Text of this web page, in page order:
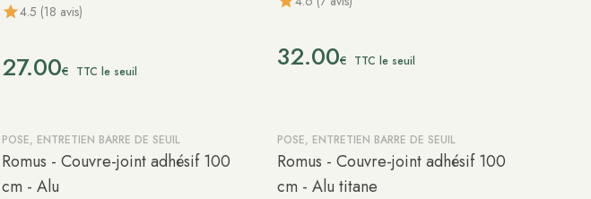
4.5 (18 avis)
27.00€ TTC le seuil 32.00€ TTC le seuil
POSE, ENTRETIEN BARRE DE SEUIL
Romus - Couvre-joint adhésif 100
cm - Alu
POSE, ENTRETIEN BARRE DE SEUIL
Romus - Couvre-joint adhésif 100
cm - Alu titane